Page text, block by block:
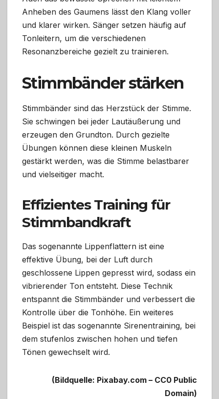
Anheben des Gaumens lässt den Klang voller
und klarer wirken. Sänger setzen häufig auf
Tonleitern, um die verschiedenen
Resonanzbereiche gezielt zu trainieren.
Stimmbänder stärken
Stimmbänder sind das Herzstück der Stimme.
Sie schwingen bei jeder Lautäußerung und
erzeugen den Grundton. Durch gezielte
Übungen können diese kleinen Muskeln
gestärkt werden, was die Stimme belastbarer
und vielseitiger macht.
Effizientes Training für
Stimmbandkraft
Das sogenannte Lippenflattern ist eine
effektive Übung, bei der Luft durch
geschlossene Lippen gepresst wird, sodass ein
vibrierender Ton entsteht. Diese Technik
entspannt die Stimmbänder und verbessert die
Kontrolle über die Tonhöhe. Ein weiteres
Beispiel ist das sogenannte Sirenentraining, bei
dem stufenlos zwischen hohen und tiefen
Tönen gewechselt wird.
(Bildquelle: Pixabay.com – CC0 Public
Domain)